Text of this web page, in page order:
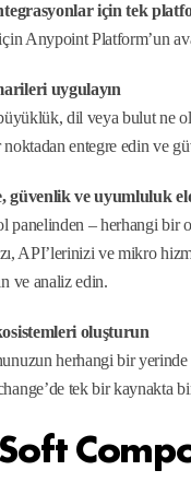
için tek
Anypoint Platform’un
uygulayın
dil veya bulut ne
entegre edin ve
güvenlik ve uyumluluk
panelinden – herhangi bir
API’lerinizi ve mikro
ve analiz edin.
oluşturun
herhangi bir
tek bir kaynakta